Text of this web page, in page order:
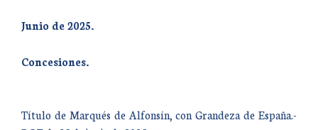
Junio de 2025.
Concesiones.
Título de Marqués de Alfonsín, con Grandeza de España.-